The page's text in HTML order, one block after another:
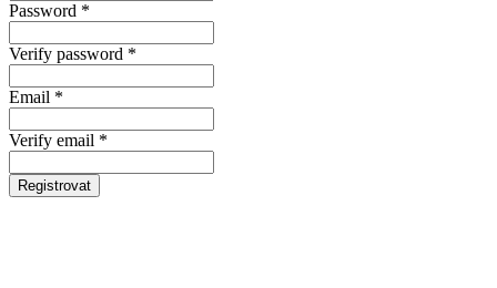
Password *
Verify password *
Email *
Verify email *
Registrovat